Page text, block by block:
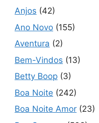
Anjos (42)
Ano Novo (155)
Aventura (2)
Bem-Vindos (13)
Betty Boop (3)
Boa Noite (242)
Boa Noite Amor (23)